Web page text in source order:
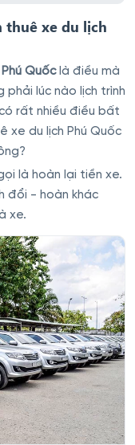
thuê xe du lịch
Quốclà điều mà
phải lúc nào lịch trình
rất nhiều điều bất
xe du lịch Phú Quốc
là hoàn lại tiền xe.
đổi - hoàn khác
xe.